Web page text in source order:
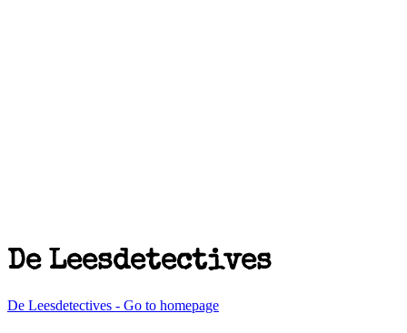
De Leesdetectives
De Leesdetectives - Go to homepage